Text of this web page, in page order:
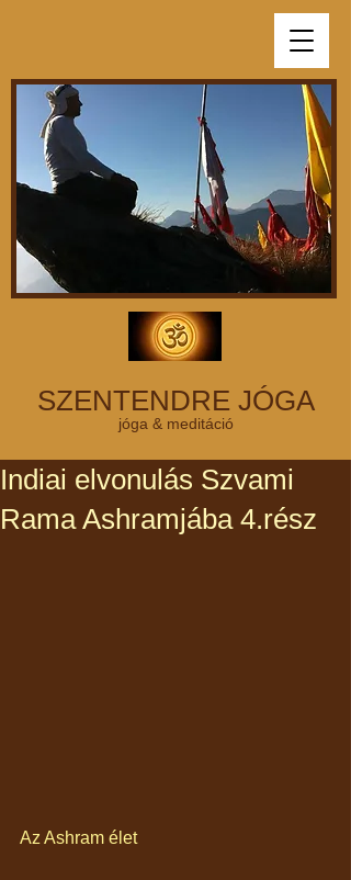
SZENTENDRE JÓGA
jóga & meditáció
Indiai elvonulás Szvami
Rama Ashramjába 4.rész
Az Ashram élet